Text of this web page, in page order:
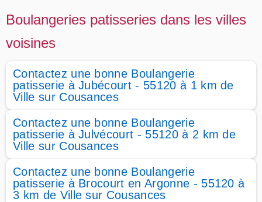
Boulangeries patisseries dans les villes
voisines
Contactez une bonne Boulangerie
patisserie à Jubécourt - 55120 à 1 km de
Ville sur Cousances
Contactez une bonne Boulangerie
patisserie à Julvécourt - 55120 à 2 km de
Ville sur Cousances
Contactez une bonne Boulangerie
patisserie à Brocourt en Argonne - 55120 à
3 km de Ville sur Cousances